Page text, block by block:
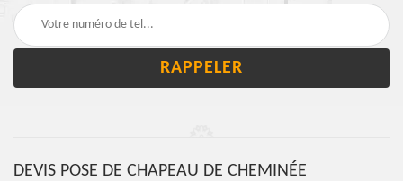
DEVIS POSE DE CHAPEAU DE CHEMINÉE